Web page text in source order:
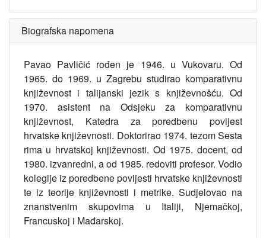
Biografska napomena
Pavao Pavličić rođen je 1946. u Vukovaru. Od
1965. do 1969. u Zagrebu studirao komparativnu
književnost i talijanski jezik s književnošću. Od
1970. asistent na Odsjeku za komparativnu
književnost, Katedra za poredbenu povijest
hrvatske književnosti. Doktorirao 1974. tezom Sesta
rima u hrvatskoj književnosti. Od 1975. docent, od
1980. izvanredni, a od 1985. redoviti profesor. Vodio
kolegije iz poredbene povijesti hrvatske književnosti
te iz teorije književnosti i metrike. Sudjelovao na
znanstvenim skupovima u Italiji, Njemačkoj,
Francuskoj i Mađarskoj.